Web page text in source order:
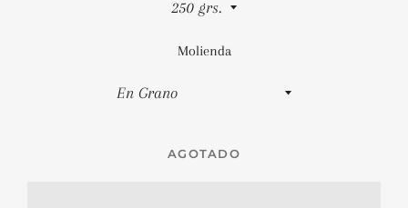
Molienda
AGOTADO